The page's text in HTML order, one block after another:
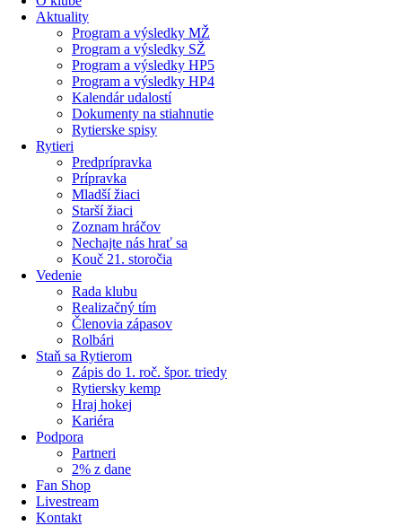
Aktuality
Program a výsledky MŽ
Program a výsledky SŽ
Program a výsledky HP5
Program a výsledky HP4
Kalendár udalostí
Dokumenty na stiahnutie
Rytierske spisy
Rytieri
Predprípravka
Prípravka
Mladší žiaci
Starší žiaci
Zoznam hráčov
Nechajte nás hrať sa
Kouč 21. storočia
Vedenie
Rada klubu
Realizačný tím
Členovia zápasov
Rolbári
Staň sa Rytierom
Zápis do 1. roč. špor. triedy
Rytiersky kemp
Hraj hokej
Kariéra
Podpora
Partneri
2% z dane
Fan Shop
Livestream
Kontakt